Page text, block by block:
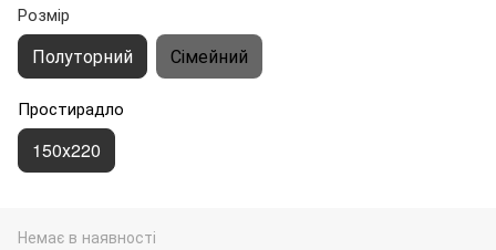
Розмір
Полуторний Сімейний
Простирадло
150х220
Немає в наявності